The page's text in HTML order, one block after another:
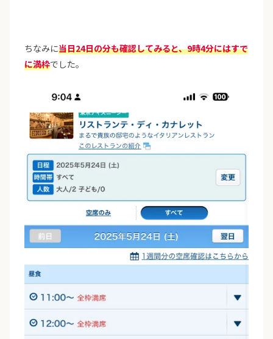
ちなみに当日24日の分も確認してみると、9時4分にはすで
に満枠でした。